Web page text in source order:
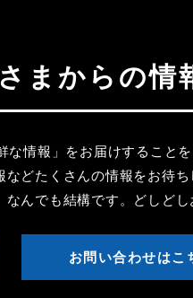
さまからの
な情報」をお届けすること
どたくさんの情報をお待ち
んでも結構です。どしどし
お問い合わせはこ